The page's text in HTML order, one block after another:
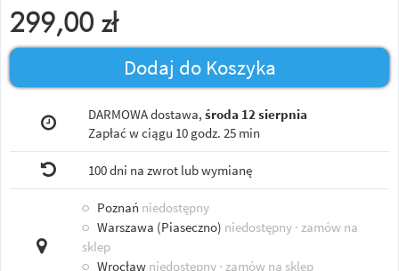
299,00 zł
Dodaj do Koszyka
DARMOWA dostawa, środa 12 sierpnia
Zapłać w ciągu 10 godz. 25 min
100 dni na zwrot lub wymianę
○ Poznań niedostępny
○ Warszawa (Piaseczno) niedostępny · zamów na
sklep
○ Wrocław niedostępny · zamów na sklep